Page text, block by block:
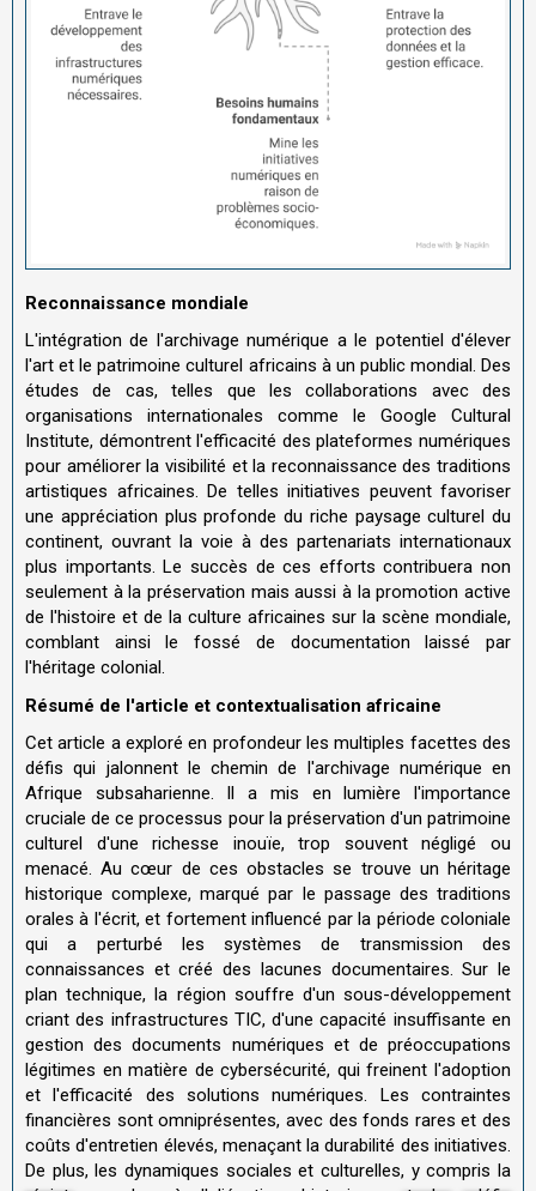
Reconnaissance mondiale
L'intégration de l'archivage numérique a le potentiel d'élever
l'art et le patrimoine culturel africains à un public mondial. Des
études de cas, telles que les collaborations avec des
organisations internationales comme le Google Cultural
Institute, démontrent l'efficacité des plateformes numériques
pour améliorer la visibilité et la reconnaissance des traditions
artistiques africaines. De telles initiatives peuvent favoriser
une appréciation plus profonde du riche paysage culturel du
continent, ouvrant la voie à des partenariats internationaux
plus importants. Le succès de ces efforts contribuera non
seulement à la préservation mais aussi à la promotion active
de l'histoire et de la culture africaines sur la scène mondiale,
comblant ainsi le fossé de documentation laissé par
l'héritage colonial.
Résumé de l'article et contextualisation africaine
Cet article a exploré en profondeur les multiples facettes des
défis qui jalonnent le chemin de l'archivage numérique en
Afrique subsaharienne. Il a mis en lumière l'importance
cruciale de ce processus pour la préservation d'un patrimoine
culturel d'une richesse inouïe, trop souvent négligé ou
menacé. Au cœur de ces obstacles se trouve un héritage
historique complexe, marqué par le passage des traditions
orales à l'écrit, et fortement influencé par la période coloniale
qui a perturbé les systèmes de transmission des
connaissances et créé des lacunes documentaires. Sur le
plan technique, la région souffre d'un sous-développement
criant des infrastructures TIC, d'une capacité insuffisante en
gestion des documents numériques et de préoccupations
légitimes en matière de cybersécurité, qui freinent l'adoption
et l'efficacité des solutions numériques. Les contraintes
financières sont omniprésentes, avec des fonds rares et des
coûts d'entretien élevés, menaçant la durabilité des initiatives.
De plus, les dynamiques sociales et culturelles, y compris la